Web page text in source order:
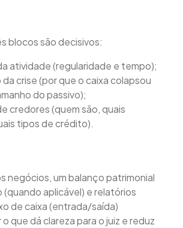
blocos são decisivos:
atividade (regularidade e tempo);
crise (por que o caixa colapsou
do passivo);
credores (quem são, quais
tipos de crédito).
negócios, um balanço patrimonial
(quando aplicável) e relatórios
de caixa (entrada/saída)
que dá clareza para o juiz e reduz